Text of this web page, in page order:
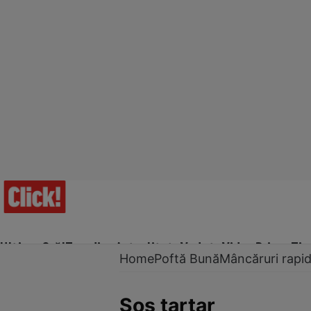
Ultima Oră!Trending Actualitate Vedete Video Prime Time
HomePoftă BunăMâncăruri
Sos tartar